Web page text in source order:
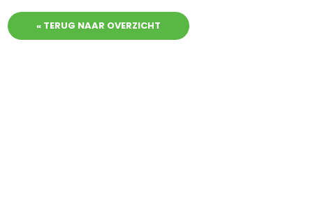
« TERUG NAAR OVERZICHT